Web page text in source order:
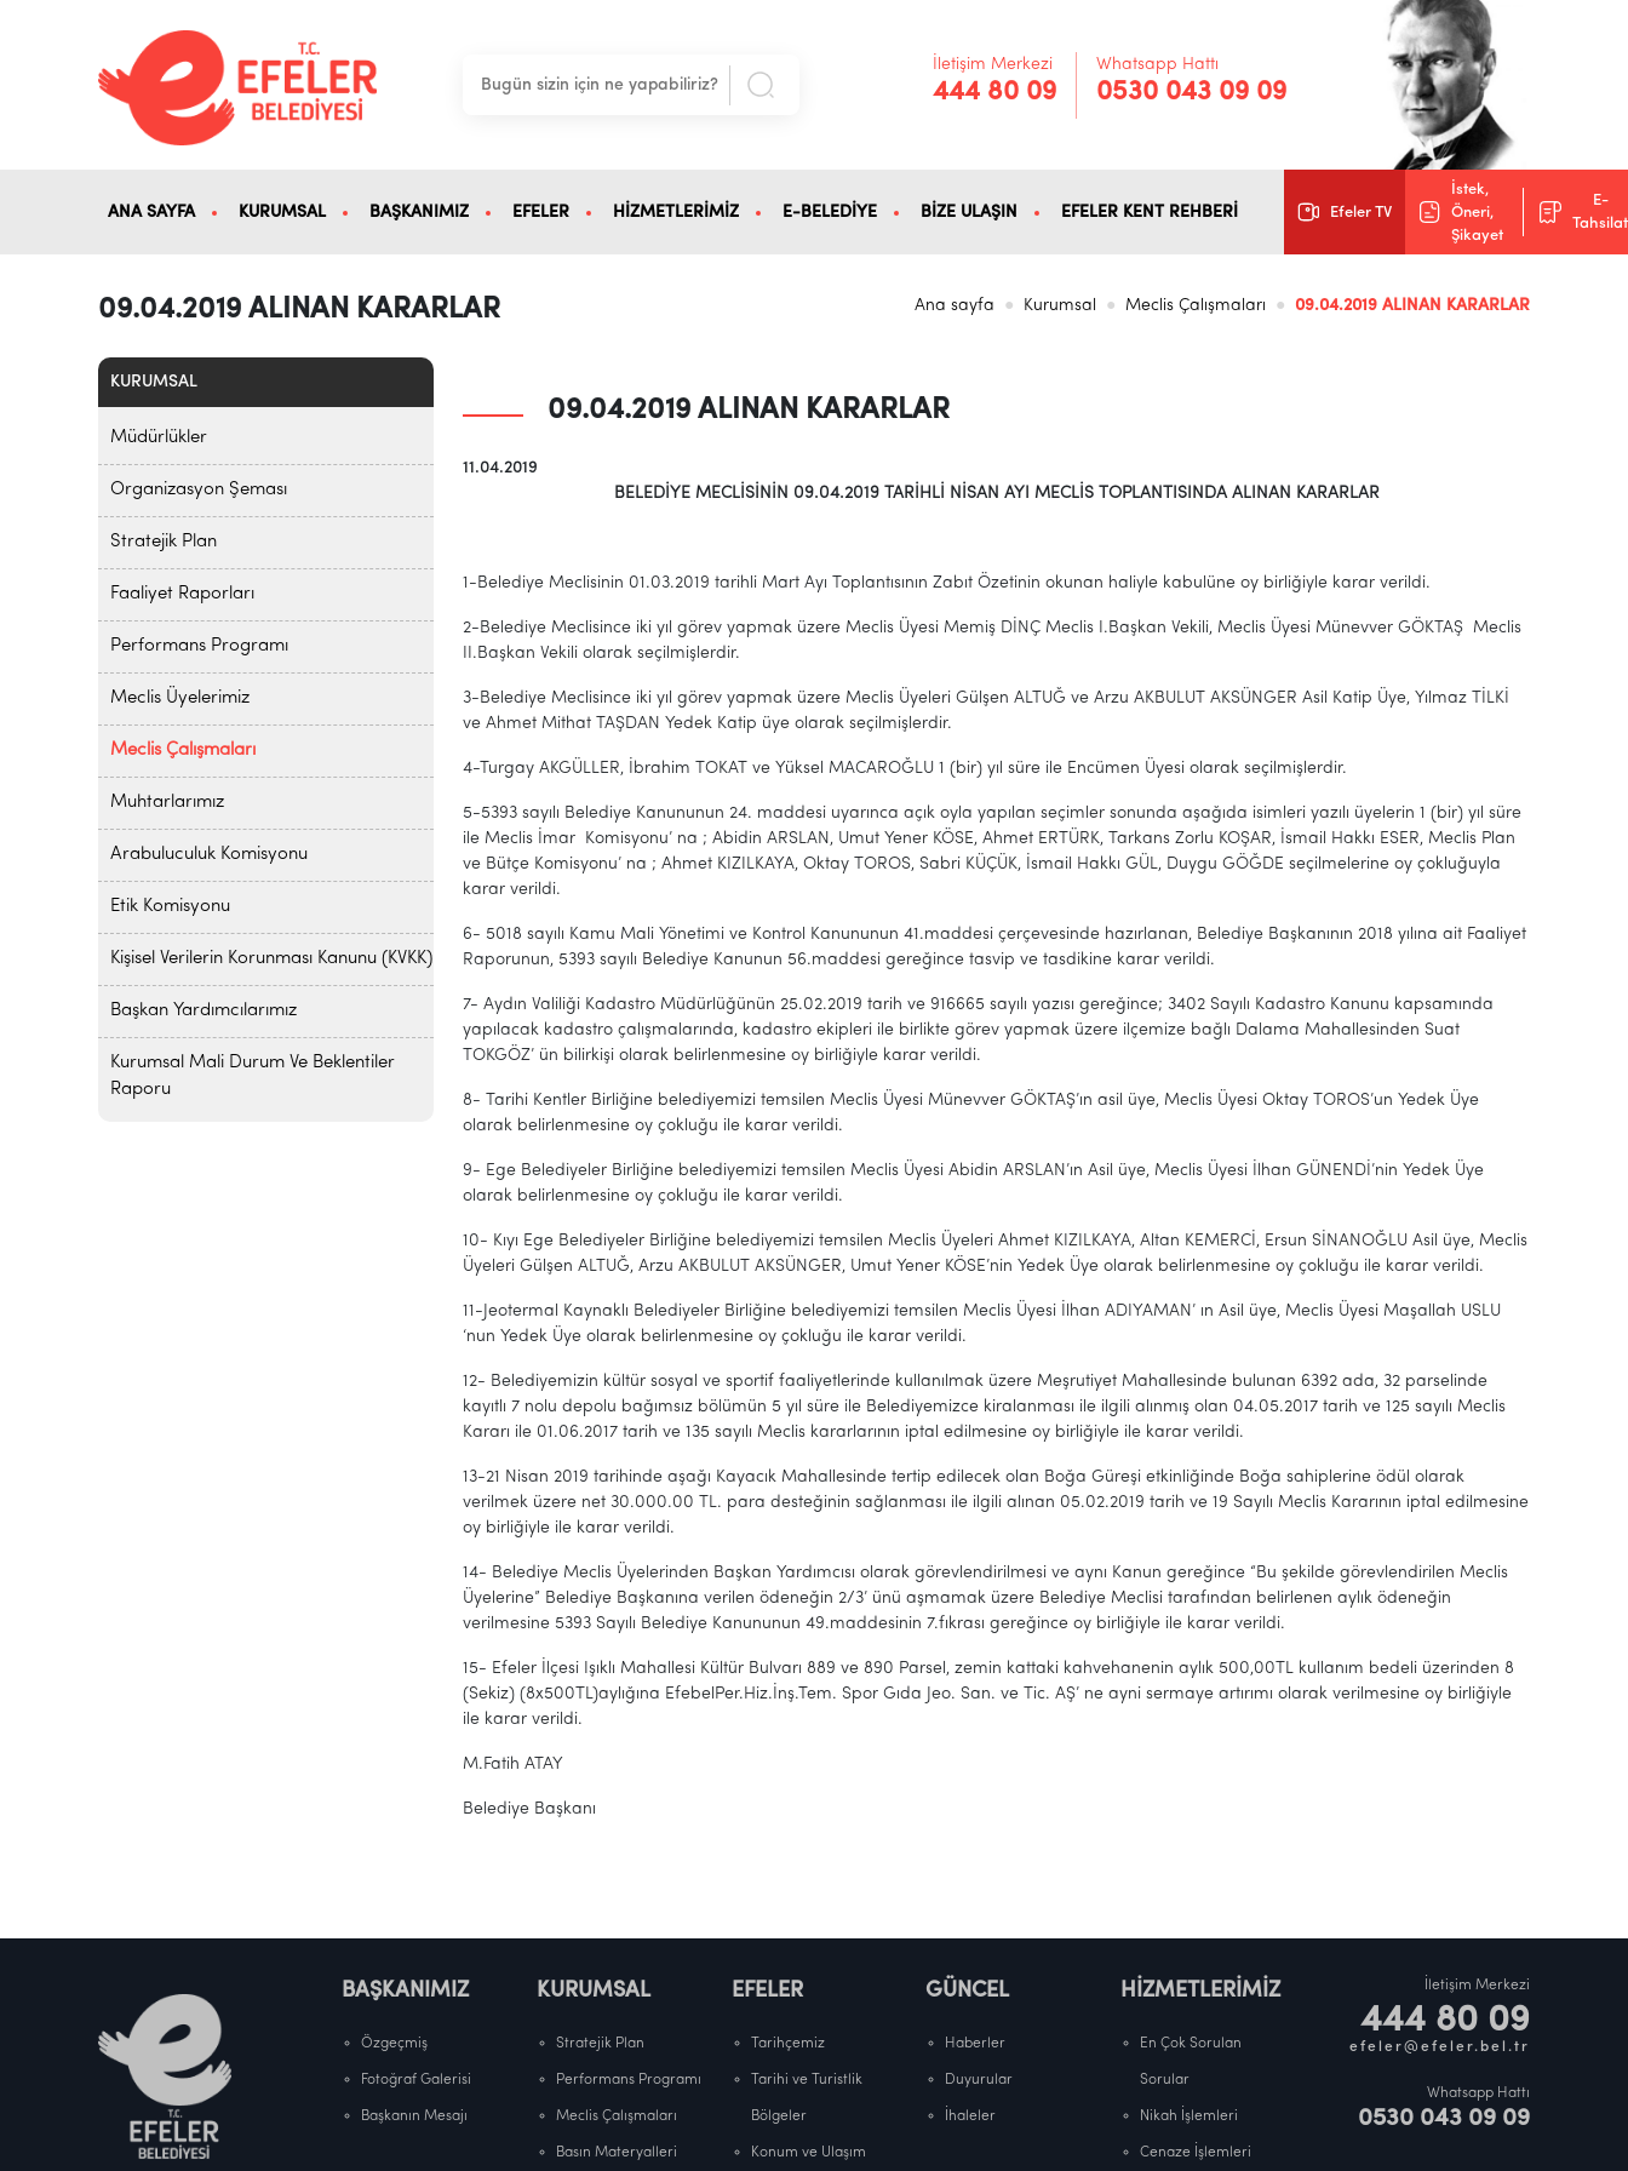
İletişim Merkezi
444 80 09
Whatsapp Hattı
0530 043 09 09
ANA SAYFA KURUMSAL BAŞKANIMIZ EFELER HİZMETLERİMİZ E-BELEDİYE BİZE ULAŞIN EFELER KENT REHBERİ Efeler TV
İstek,
Öneri,
Şikayet
E-
Tahsilat
09.04.2019 ALINAN KARARLAR Ana sayfa Kurumsal Meclis Çalışmaları 09.04.2019 ALINAN KARARLAR
KURUMSAL
Müdürlükler
Organizasyon Şeması
Stratejik Plan
Faaliyet Raporları
Performans Programı
Meclis Üyelerimiz
Meclis Çalışmaları
Muhtarlarımız
Arabuluculuk Komisyonu
Etik Komisyonu
Kişisel Verilerin Korunması Kanunu (KVKK)
Başkan Yardımcılarımız
Kurumsal Mali Durum Ve Beklentiler
Raporu
09.04.2019 ALINAN KARARLAR
11.04.2019
BELEDİYE MECLİSİNİN 09.04.2019 TARİHLİ NİSAN AYI MECLİS TOPLANTISINDA ALINAN KARARLAR
1-Belediye Meclisinin 01.03.2019 tarihli Mart Ayı Toplantısının Zabıt Özetinin okunan haliyle kabulüne oy birliğiyle karar verildi.
2-Belediye Meclisince iki yıl görev yapmak üzere Meclis Üyesi Memiş DİNÇ Meclis I.Başkan Vekili, Meclis Üyesi Münevver GÖKTAŞ Meclis
II.Başkan Vekili olarak seçilmişlerdir.
3-Belediye Meclisince iki yıl görev yapmak üzere Meclis Üyeleri Gülşen ALTUĞ ve Arzu AKBULUT AKSÜNGER Asil Katip Üye, Yılmaz TİLKİ
ve Ahmet Mithat TAŞDAN Yedek Katip üye olarak seçilmişlerdir.
4-Turgay AKGÜLLER, İbrahim TOKAT ve Yüksel MACAROĞLU 1 (bir) yıl süre ile Encümen Üyesi olarak seçilmişlerdir.
5-5393 sayılı Belediye Kanununun 24. maddesi uyarınca açık oyla yapılan seçimler sonunda aşağıda isimleri yazılı üyelerin 1 (bir) yıl süre
ile Meclis İmar Komisyonu’ na ; Abidin ARSLAN, Umut Yener KÖSE, Ahmet ERTÜRK, Tarkans Zorlu KOŞAR, İsmail Hakkı ESER, Meclis Plan
ve Bütçe Komisyonu’ na ; Ahmet KIZILKAYA, Oktay TOROS, Sabri KÜÇÜK, İsmail Hakkı GÜL, Duygu GÖĞDE seçilmelerine oy çokluğuyla
karar verildi.
6- 5018 sayılı Kamu Mali Yönetimi ve Kontrol Kanununun 41.maddesi çerçevesinde hazırlanan, Belediye Başkanının 2018 yılına ait Faaliyet
Raporunun, 5393 sayılı Belediye Kanunun 56.maddesi gereğince tasvip ve tasdikine karar verildi.
7- Aydın Valiliği Kadastro Müdürlüğünün 25.02.2019 tarih ve 916665 sayılı yazısı gereğince; 3402 Sayılı Kadastro Kanunu kapsamında
yapılacak kadastro çalışmalarında, kadastro ekipleri ile birlikte görev yapmak üzere ilçemize bağlı Dalama Mahallesinden Suat
TOKGÖZ’ ün bilirkişi olarak belirlenmesine oy birliğiyle karar verildi.
8- Tarihi Kentler Birliğine belediyemizi temsilen Meclis Üyesi Münevver GÖKTAŞ’ın asil üye, Meclis Üyesi Oktay TOROS’un Yedek Üye
olarak belirlenmesine oy çokluğu ile karar verildi.
9- Ege Belediyeler Birliğine belediyemizi temsilen Meclis Üyesi Abidin ARSLAN’ın Asil üye, Meclis Üyesi İlhan GÜNENDİ’nin Yedek Üye
olarak belirlenmesine oy çokluğu ile karar verildi.
10- Kıyı Ege Belediyeler Birliğine belediyemizi temsilen Meclis Üyeleri Ahmet KIZILKAYA, Altan KEMERCİ, Ersun SİNANOĞLU Asil üye, Meclis
Üyeleri Gülşen ALTUĞ, Arzu AKBULUT AKSÜNGER, Umut Yener KÖSE’nin Yedek Üye olarak belirlenmesine oy çokluğu ile karar verildi.
11-Jeotermal Kaynaklı Belediyeler Birliğine belediyemizi temsilen Meclis Üyesi İlhan ADIYAMAN’ ın Asil üye, Meclis Üyesi Maşallah USLU
‘nun Yedek Üye olarak belirlenmesine oy çokluğu ile karar verildi.
12- Belediyemizin kültür sosyal ve sportif faaliyetlerinde kullanılmak üzere Meşrutiyet Mahallesinde bulunan 6392 ada, 32 parselinde
kayıtlı 7 nolu depolu bağımsız bölümün 5 yıl süre ile Belediyemizce kiralanması ile ilgili alınmış olan 04.05.2017 tarih ve 125 sayılı Meclis
Kararı ile 01.06.2017 tarih ve 135 sayılı Meclis kararlarının iptal edilmesine oy birliğiyle ile karar verildi.
13-21 Nisan 2019 tarihinde aşağı Kayacık Mahallesinde tertip edilecek olan Boğa Güreşi etkinliğinde Boğa sahiplerine ödül olarak
verilmek üzere net 30.000.00 TL. para desteğinin sağlanması ile ilgili alınan 05.02.2019 tarih ve 19 Sayılı Meclis Kararının iptal edilmesine
oy birliğiyle ile karar verildi.
14- Belediye Meclis Üyelerinden Başkan Yardımcısı olarak görevlendirilmesi ve aynı Kanun gereğince “Bu şekilde görevlendirilen Meclis
Üyelerine” Belediye Başkanına verilen ödeneğin 2/3’ ünü aşmamak üzere Belediye Meclisi tarafından belirlenen aylık ödeneğin
verilmesine 5393 Sayılı Belediye Kanununun 49.maddesinin 7.fıkrası gereğince oy birliğiyle ile karar verildi.
15- Efeler İlçesi Işıklı Mahallesi Kültür Bulvarı 889 ve 890 Parsel, zemin kattaki kahvehanenin aylık 500,00TL kullanım bedeli üzerinden 8
(Sekiz) (8x500TL)aylığına EfebelPer.Hiz.İnş.Tem. Spor Gıda Jeo. San. ve Tic. AŞ’ ne ayni sermaye artırımı olarak verilmesine oy birliğiyle
ile karar verildi.
M.Fatih ATAY
Belediye Başkanı
BAŞKANIMIZ
Özgeçmiş
Fotoğraf Galerisi
Başkanın Mesajı
KURUMSAL
Stratejik Plan
Performans Programı
Meclis Çalışmaları
Basın Materyalleri
EFELER
Tarihçemiz
Tarihi ve Turistlik
Bölgeler
Konum ve Ulaşım
GÜNCEL
Haberler
Duyurular
İhaleler
HİZMETLERİMİZ
En Çok Sorulan
Sorular
Nikah İşlemleri
Cenaze İşlemleri
İletişim Merkezi
444 80 09
efeler@efeler.bel.tr
Whatsapp Hattı
0530 043 09 09